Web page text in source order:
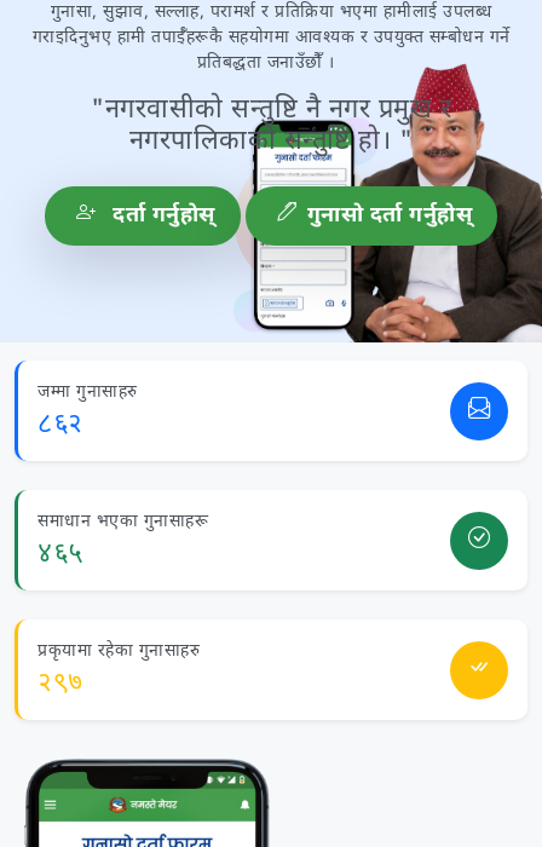
गुनासा, सुझाव, सल्लाह, परामर्श र प्रतिक्रिया भएमा हामीलाई उपलब्ध
गराइदिनुभए हामी तपाईँहरूकै सहयोगमा आवश्यक र उपयुक्त सम्बोधन गर्ने
प्रतिबद्धता जनाउँछौँ ।
"नगरवासीको सन्तुष्टि नै नगर प्रमुख र
नगरपालिकाको सन्तुष्टि हो। "
दर्ता गर्नुहाेस् गुनासो दर्ता गर्नुहोस्
जम्मा गुनासाहरु
८६२
समाधान भएका गुनासाहरू
४६५
प्रकृयामा रहेका गुनासाहरु
२९७